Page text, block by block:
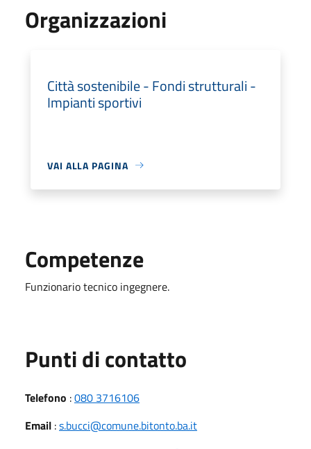
Organizzazioni
Città sostenibile - Fondi strutturali -
Impianti sportivi
VAI ALLA PAGINA
Competenze
Funzionario tecnico ingegnere.
Punti di contatto
Telefono :080 3716106
Email :s.bucci@comune.bitonto.ba.it